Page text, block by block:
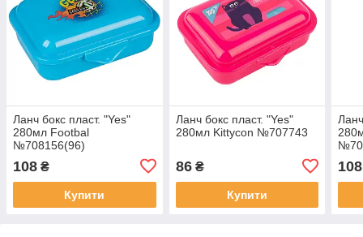
Ланч бокс пласт. "Yes"
280мл Footbal
№708156(96)
108 ₴
Купити
Ланч бокс пласт. "Yes"
280мл Kittycon №707743
86₴
Купити